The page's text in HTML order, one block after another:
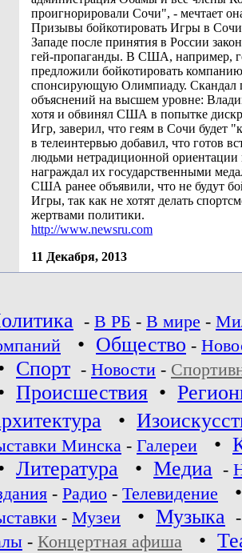
проигнорировали Сочи", - мечтает
Призывы бойкотировать Игры в Сочи
Западе после принятия в России
гей-пропаганды. В США, например,
предложили бойкотировать
спонсирующую Олимпиаду. Скандал
объяснений на высшем уровне:
хотя и обвинял США в попытке
Игр, заверил, что геям в Сочи будет
в телеинтервью добавил, что готов
людьми нетрадиционной ориентации
награждал их государственными
США ранее объявили, что не будут
Игры, так как не хотят делать
жертвами политики.
http://www.newsru.com
11 Декабря, 2013
- В РБ - В мире -
• Общество -
Спорт - Новости -
Происшествия •
•
Минска - Галереи •
Литература • Медиа -
- Радио - Телевидение
- Музеи • Музыка
- Концертная афиша •